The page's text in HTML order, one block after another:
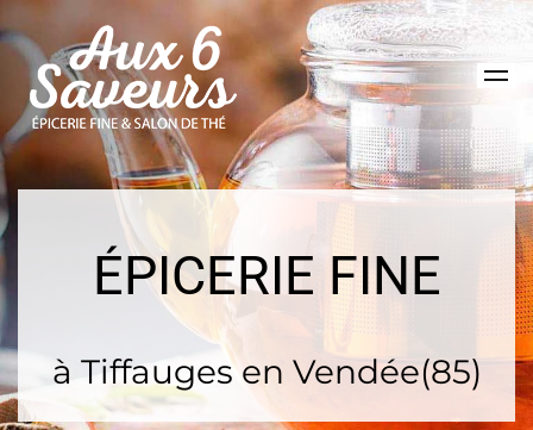
ÉPICERIE FINE
à Tiffauges en Vendée(85)